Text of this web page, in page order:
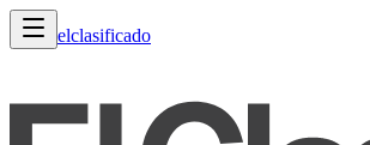
elclasificado